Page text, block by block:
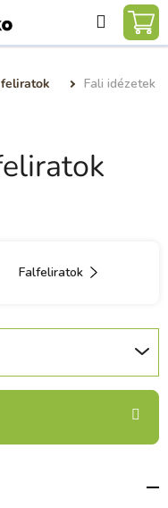
Fali idézetek
Falfeliratok